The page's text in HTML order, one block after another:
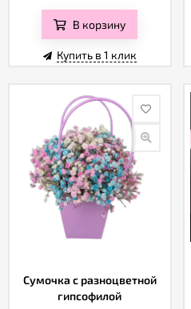
В корзину
Купить в 1 клик
Сумочка с разноцветной
гипсофилой